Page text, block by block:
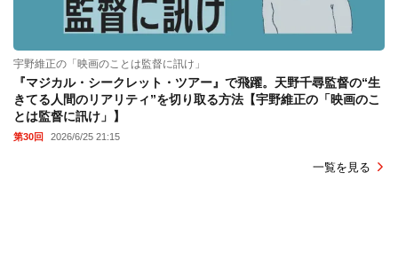
宇野維正の「映画のことは監督に訊け」
『マジカル・シークレット・ツアー』で飛躍。天野千尋監督の“生
きてる人間のリアリティ”を切り取る方法【宇野維正の「映画のこ
とは監督に訊け」】
第30回 2026/6/25 21:15
一覧を見る